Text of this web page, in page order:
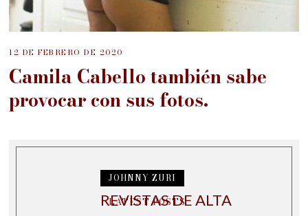
12 DE FEBRERO DE 2020
Camila Cabello también sabe
provocar con sus fotos.
JOHNNY ZURI
LATEST POSTS
REVISTAS DE ALTA